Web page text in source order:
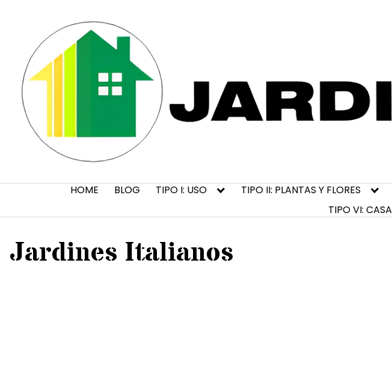
contenido
HOME BLOG TIPO I: USO TIPO II: PLANTAS Y FLORES
TIPO VI: CASA
Jardines Italianos